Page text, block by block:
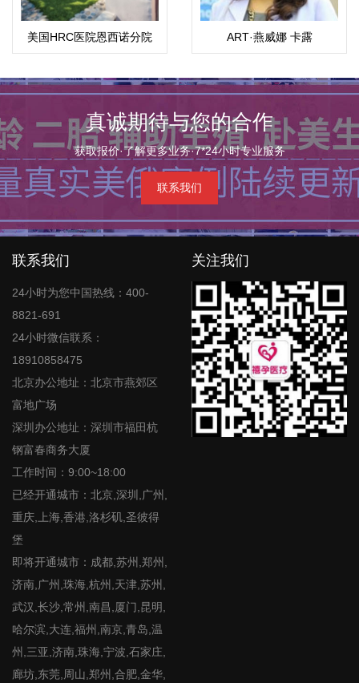
美国HRC医院恩西诺分院
ART·燕威娜 卡露
（Weena）
真诚期待与您的合作
获取报价·了解更多业务·7*24小时专业服务
联系我们
联系我们
24小时为您中国热线：400-
8821-691
24小时微信联系：
18910858475
北京办公地址：北京市燕郊区
富地广场
深圳办公地址：深圳市福田杭
钢富春商务大厦
工作时间：9:00~18:00
已经开通城市：北京,深圳,广州,
重庆,上海,香港,洛杉矶,圣彼得
堡
即将开通城市：成都,苏州,郑州,
济南,广州,珠海,杭州,天津,苏州,
武汉,长沙,常州,南昌,厦门,昆明,
哈尔滨,大连,福州,南京,青岛,温
州,三亚,济南,珠海,宁波,石家庄,
廊坊,东莞,周山,郑州,合肥,金华,
关注我们